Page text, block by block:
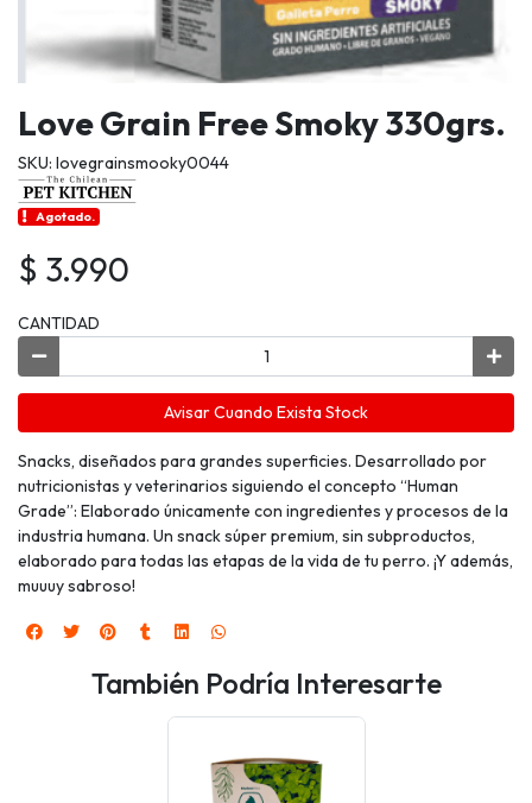
Love Grain Free Smoky 330grs.
SKU: lovegrainsmooky0044
Agotado.
$ 3.990
CANTIDAD
Avisar Cuando Exista Stock
Snacks, diseñados para grandes superficies. Desarrollado por
nutricionistas y veterinarios siguiendo el concepto “Human
Grade”: Elaborado únicamente con ingredientes y procesos de la
industria humana. Un snack súper premium, sin subproductos,
elaborado para todas las etapas de la vida de tu perro. ¡Y además,
muuuy sabroso!
También Podría Interesarte